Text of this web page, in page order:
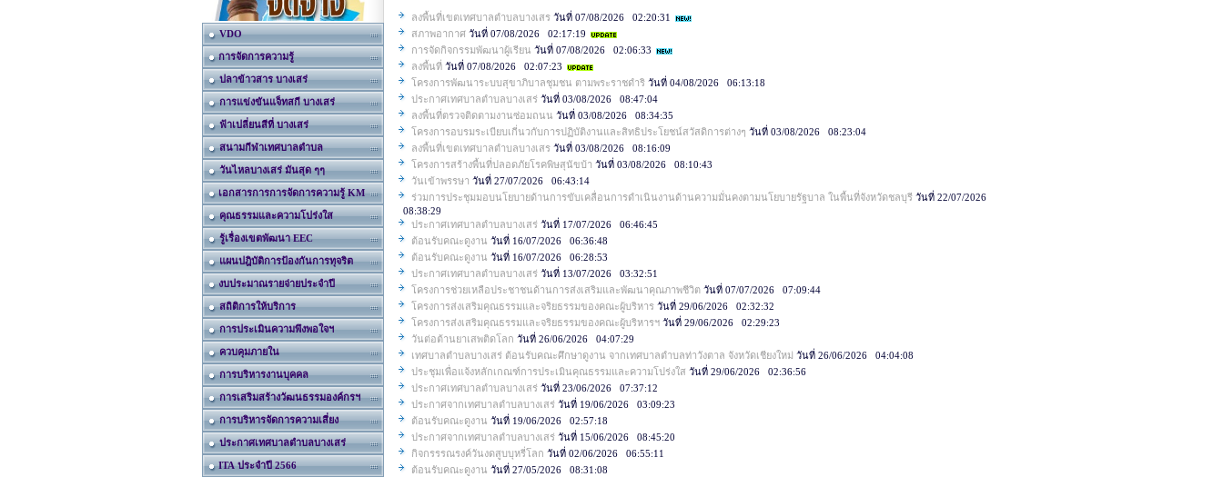
VDO
การจัดการความรู้
ปลาข้าวสาร บางเสร่
การแข่งขันแจ็ทสกี บางเสร่
ฟ้าเปลี่ยนสีที่ บางเสร่
สนามกีฬาเทศบาลตำบล
วันไหลบางเสร่ มันสุด ๆๆ
เอกสารการการจัดการความรู้ KM
คุณธรรมและความโปร่งใส
รู้เรื่องเขตพัฒนา EEC
แผนปฎิบัติการป้องกันการทุจริต
งบประมาณรายจ่ายประจำปี
สถิติการให้บริการ
การประเมินความพึงพอใจฯ
ควบคุมภายใน
การบริหารงานบุคคล
การเสริมสร้างวัฒนธรรมองค์กรฯ
การบริหารจัดการความเสี่ยง
ประกาศเทศบาลตำบลบางเสร่
ITA ประจำปี 2566
ลงพื้นที่เขตเทศบาลตำบลบางเสร วันที่ 07/08/2026 02:20:31
สภาพอากาศ วันที่ 07/08/2026 02:17:19
การจัดกิจกรรมพัฒนาผู้เรียน วันที่ 07/08/2026 02:06:33
ลงพื้นที่ วันที่ 07/08/2026 02:07:23
โครงการพัฒนาระบบสุขาภิบาลชุมชน ตามพระราชดำริ วันที่ 04/08/2026 06:13:18
ประกาศเทศบาลตำบลบางเสร่ วันที่ 03/08/2026 08:47:04
ลงพื้นที่ตรวจติดตามงานซ่อมถนน วันที่ 03/08/2026 08:34:35
โครงการอบรมระเบียบเกี่นวกับการปฏิบัติงานและสิทธิประโยชน์สวัสดิการต่างๆ วันที่ 03/08/2026 08:23:04
ลงพื้นที่เขตเทศบาลตำบลบางเสร วันที่ 03/08/2026 08:16:09
โครงการสร้างพื้นที่ปลอดภัยโรคพิษสุนัขบ้า วันที่ 03/08/2026 08:10:43
วันเข้าพรรษา วันที่ 27/07/2026 06:43:14
ร่วมการประชุมมอบนโยบายด้านการขับเคลื่อนการดำเนินงานด้านความมั่นคงตามนโยบายรัฐบาล ในพื้นที่จังหวัดชลบุรี วันที่ 22/07/2026
08:38:29
ประกาศเทศบาลตำบลบางเสร่ วันที่ 17/07/2026 06:46:45
ต้อนรับคณะดูงาน วันที่ 16/07/2026 06:36:48
ต้อนรับคณะดูงาน วันที่ 16/07/2026 06:28:53
ประกาศเทศบาลตำบลบางเสร่ วันที่ 13/07/2026 03:32:51
โครงการช่วยเหลือประชาชนด้านการส่งเสริมและพัฒนาคุณภาพชีวิต วันที่ 07/07/2026 07:09:44
โครงการส่งเสริมคุณธรรมและจริยธรรมของคณะผู้บริหาร วันที่ 29/06/2026 02:32:32
โครงการส่งเสริมคุณธรรมและจริยธรรมของคณะผู้บริหารฯ วันที่ 29/06/2026 02:29:23
วันต่อต้านยาเสพติดโลก วันที่ 26/06/2026 04:07:29
เทศบาลตำบลบางเสร่ ต้อนรับคณะศึกษาดูงาน จากเทศบาลตำบลท่าวังตาล จังหวัดเชียงใหม่ วันที่ 26/06/2026 04:04:08
ประชุมเพื่อแจ้งหลักเกณฑ์การประเมินคุณธรรมและความโปร่งใส วันที่ 29/06/2026 02:36:56
ประกาศเทศบาลตำบลบางเสร่ วันที่ 23/06/2026 07:37:12
ประกาศจากเทศบาลตำบลบางเสร่ วันที่ 19/06/2026 03:09:23
ต้อนรับคณะดูงาน วันที่ 19/06/2026 02:57:18
ประกาศจากเทศบาลตำบลบางเสร่ วันที่ 15/06/2026 08:45:20
กิจกรรรณรงค์วันงดสูบบุหรี่โลกวันที่ 02/06/2026 06:55:11
ต้อนรับคณะดูงาน วันที่ 27/05/2026 08:31:08